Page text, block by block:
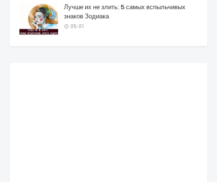
Лучше их не злить: 5 самых вспыльчивых
знаков Зодиака
05:01